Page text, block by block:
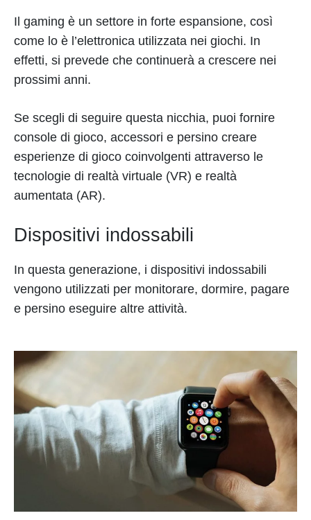
Il gaming è un settore in forte espansione, così
come lo è l’elettronica utilizzata nei giochi. In
effetti, si prevede che continuerà a crescere nei
prossimi anni.
Se scegli di seguire questa nicchia, puoi fornire
console di gioco, accessori e persino creare
esperienze di gioco coinvolgenti attraverso le
tecnologie di realtà virtuale (VR) e realtà
aumentata (AR).
Dispositivi indossabili
In questa generazione, i dispositivi indossabili
vengono utilizzati per monitorare, dormire, pagare
e persino eseguire altre attività.